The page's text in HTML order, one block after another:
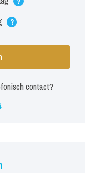
?
contact?